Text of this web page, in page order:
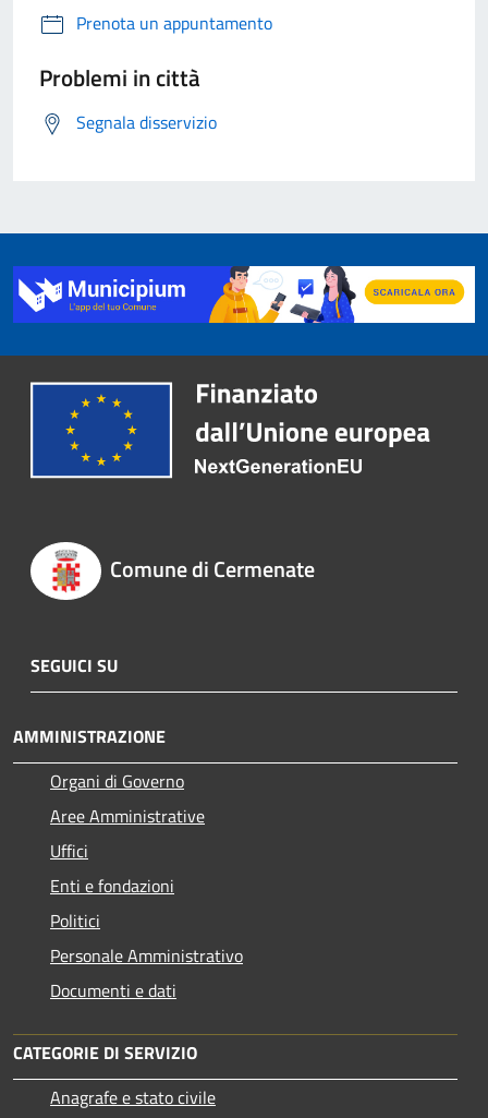
Prenota un appuntamento
Problemi in città
Segnala disservizio
Comune di Cermenate
SEGUICI SU
AMMINISTRAZIONE
Organi di Governo
Aree Amministrative
Uffici
Enti e fondazioni
Politici
Personale Amministrativo
Documenti e dati
CATEGORIE DI SERVIZIO
Anagrafe e stato civile